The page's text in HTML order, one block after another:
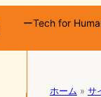
ーTech for
ホーム » サ